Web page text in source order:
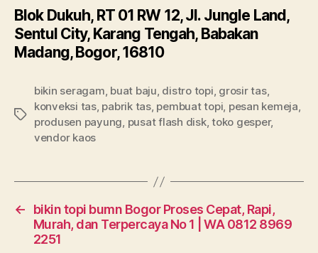
Blok Dukuh, RT 01 RW 12, Jl. Jungle Land,
Sentul City, Karang Tengah, Babakan
Madang, Bogor, 16810
Tags
bikin seragam, buat baju, distro topi, grosir tas,
konveksi tas, pabrik tas, pembuat topi, pesan kemeja,
produsen payung, pusat flash disk,toko gesper,
vendor kaos
←
bikin topi bumn Bogor Proses Cepat, Rapi,
Murah, dan Terpercaya No 1 | WA 0812 8969
2251